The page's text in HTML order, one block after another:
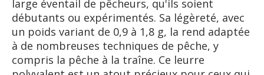
large éventail de pêcheurs, qu'ils soient
débutants ou expérimentés. Sa légèreté, avec
un poids variant de 0,9 à 1,8 g, la rend adaptée
à de nombreuses techniques de pêche, y
compris la pêche à la traîne. Ce leurre